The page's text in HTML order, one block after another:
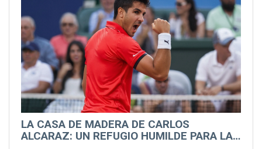
LA CASA DE MADERA DE CARLOS
ALCARAZ: UN REFUGIO HUMILDE PARA LA